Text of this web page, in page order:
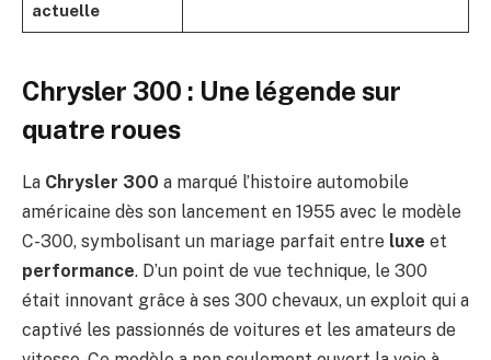
actuelle
Chrysler 300 : Une légende sur
quatre roues
La Chrysler 300 a marqué l’histoire automobile
américaine dès son lancement en 1955 avec le modèle
C-300, symbolisant un mariage parfait entre luxe et
performance. D’un point de vue technique, le 300
était innovant grâce à ses 300 chevaux, un exploit qui a
captivé les passionnés de voitures et les amateurs de